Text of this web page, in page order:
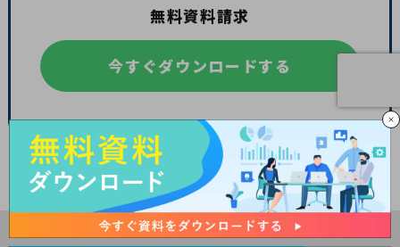
無料資料請求
今すぐダウンロードする
TOP